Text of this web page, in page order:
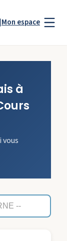
Mon espace
à
vous